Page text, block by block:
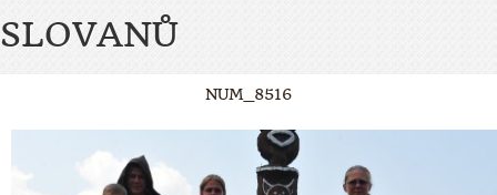
SLOVANŮ
NUM_8516